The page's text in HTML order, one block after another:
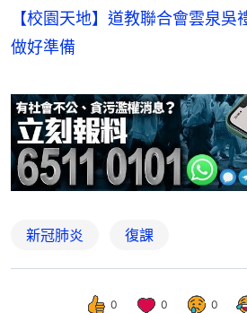
【校園天地】道教聯合會雲泉
做好準備
新冠肺炎 復課
0 0 0